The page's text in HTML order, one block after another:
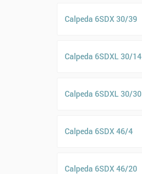
Calpeda 6SDX 30/39
Calpeda 6SDXL 30/14
Calpeda 6SDXL 30/30
Calpeda 6SDX 46/4
Calpeda 6SDX 46/20